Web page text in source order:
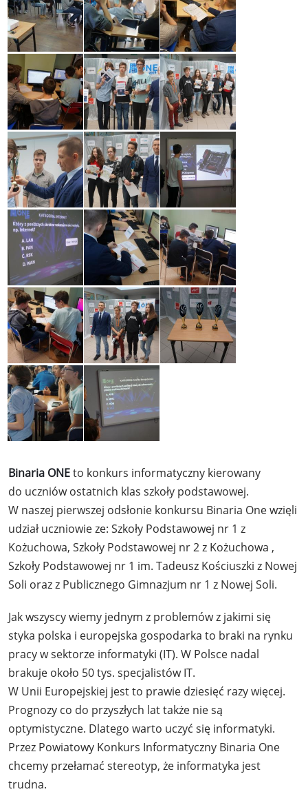
Binaria ONEto konkurs informatyczny kierowany
do uczniów ostatnich klas szkoły podstawowej.
W naszej pierwszej odsłonie konkursu Binaria One wzięli
udział uczniowie ze: Szkoły Podstawowej nr 1 z
Kożuchowa, Szkoły Podstawowej nr 2 z Kożuchowa ,
Szkoły Podstawowej nr 1 im. Tadeusz Kościuszki z Nowej
Soli oraz z Publicznego Gimnazjum nr 1 z Nowej Soli.
Jak wszyscy wiemy jednym z problemów z jakimi się
styka polska i europejska gospodarka to braki na rynku
pracy w sektorze informatyki (IT). W Polsce nadal
brakuje około 50 tys. specjalistów IT.
W Unii Europejskiej jest to prawie dziesięć razy więcej.
Prognozy co do przyszłych lat także nie są
optymistyczne. Dlatego warto uczyć się informatyki.
Przez Powiatowy Konkurs Informatyczny Binaria One
chcemy przełamać stereotyp, że informatyka jest
trudna.